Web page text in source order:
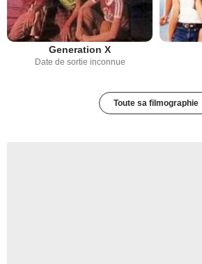
Generation X
Date de sortie inconnue
Toute sa filmographie